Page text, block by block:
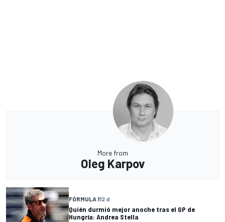
More from
Oleg Karpov
FÓRMULA 112 d
Quién durmió mejor anoche tras el GP de
Hungría: Andrea Stella